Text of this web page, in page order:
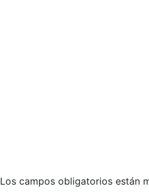
Los campos obligatorios están